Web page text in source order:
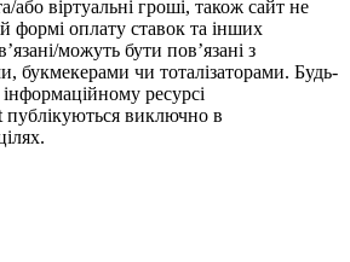
або віртуальні гроші, також сайт не
формі оплату ставок та інших
можуть бути пов’язані з
букмекерами чи тоталізаторами. Будь-
інформаційному ресурсі
публікуються виключно в